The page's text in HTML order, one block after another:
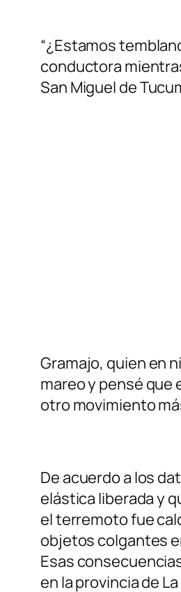
“¿Estamos
conductora
San Miguel de
Gramajo, quien en
mareo y pensé que
otro movimiento
De acuerdo a los
elástica liberada y
el terremoto fue
objetos colgantes
Esas
en la provincia de